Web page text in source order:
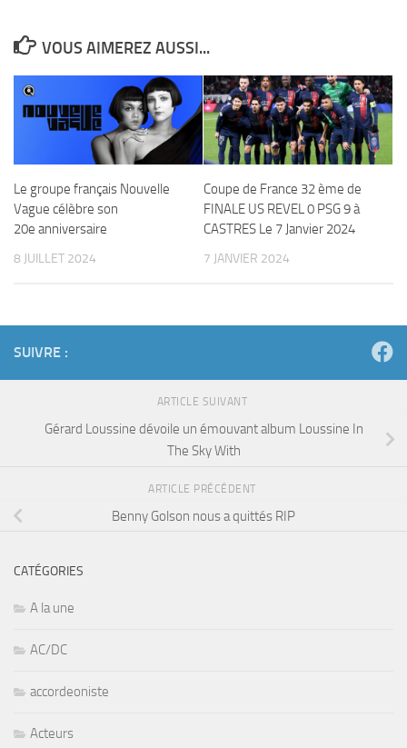
VOUS AIMEREZ AUSSI...
Le groupe français Nouvelle
Vague célèbre son
20e anniversaire
8 JUILLET 2024
Coupe de France 32 ème de
FINALE US REVEL 0 PSG 9 à
CASTRES Le 7 Janvier 2024
7 JANVIER 2024
SUIVRE :
ARTICLE SUIVANT
Gérard Loussine dévoile un émouvant album Loussine In
The Sky With
ARTICLE PRÉCÉDENT
Benny Golson nous a quittés RIP
CATÉGORIES
A la une
AC/DC
accordeoniste
Acteurs